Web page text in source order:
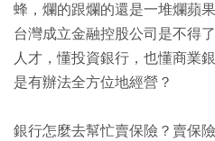
蜂，爛的跟爛的還是一堆爛蘋
台灣成立金融控股公司是不得
人才，懂投資銀行，也懂商業
是有辦法全方位地經營？
銀行怎麼去幫忙賣保險？賣保